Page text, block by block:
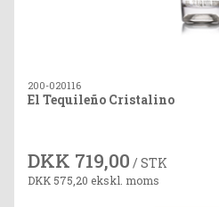
200-020116
El Tequileño Cristalino
DKK 719,00 / STK
DKK 575,20 ekskl. moms